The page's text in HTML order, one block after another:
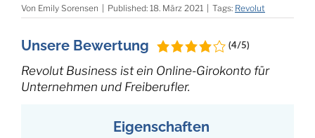
Von Emily Sorensen | Published: 18. März 2021 | Tags: Revolut
Unsere Bewertung (4/5)
Revolut Business ist ein Online-Girokonto für
Unternehmen und Freiberufler.
Eigenschaften